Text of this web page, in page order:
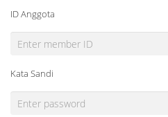
ID Anggota
Kata Sandi